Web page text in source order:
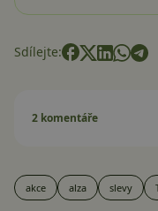
Sdílejte:
2 komentáře
akce alza slevy